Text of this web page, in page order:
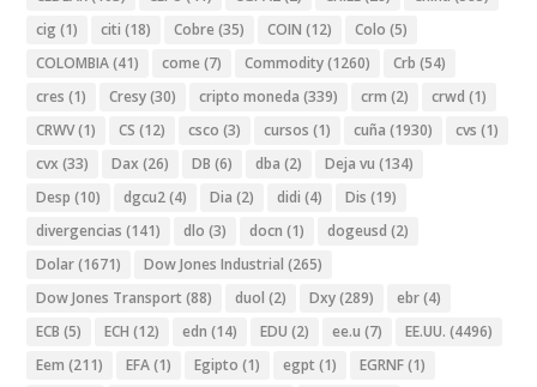
cig (1) citi (18) Cobre (35) COIN (12) Colo (5)
COLOMBIA(41) come (7) Commodity(1260) Crb (54)
cres (1) Cresy(30) cripto moneda (339) crm (2) crwd (1)
CRWV(1) CS (12) csco (3) cursos (1) cuña (1930) cvs (1)
cvx (33) Dax (26) DB (6) dba (2) Deja vu (134)
Desp (10) dgcu2(4) Dia (2) didi (4) Dis (19)
divergencias (141) dlo (3) docn (1) dogeusd (2)
Dolar(1671) Dow Jones Industrial (265)
Dow Jones Transport (88) duol (2) Dxy(289) ebr(4)
ECB (5) ECH (12) edn (14) EDU (2) ee.u (7) EE.UU. (4496)
Eem (211) EFA(1) Egipto (1) egpt (1) EGRNF(1)